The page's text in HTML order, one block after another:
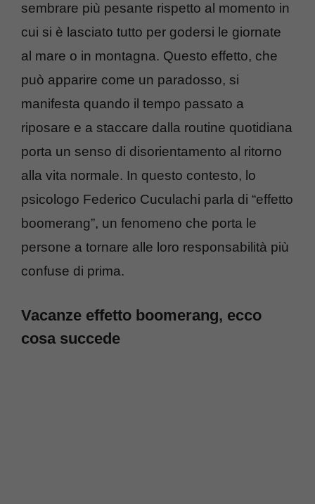
sembrare più pesante rispetto al momento in
cui si è lasciato tutto per godersi le giornate
al mare o in montagna. Questo effetto, che
può apparire come un paradosso, si
manifesta quando il tempo passato a
riposare e a staccare dalla routine quotidiana
porta un senso di disorientamento al ritorno
alla vita normale. In questo contesto, lo
psicologo Federico Cuculachi parla di “effetto
boomerang”, un fenomeno che porta le
persone a tornare alle loro responsabilità più
confuse di prima.
Vacanze effetto boomerang, ecco
cosa succede